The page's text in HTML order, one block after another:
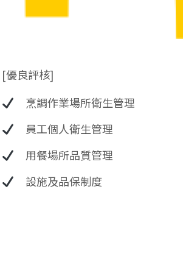
[優良評核]
烹調作業場所衛生管理
員工個人衛生管理
用餐場所品質管理
設施及品保制度